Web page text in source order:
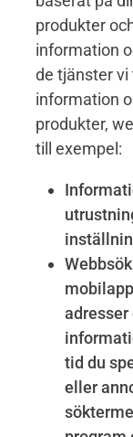
produkter
information
de tjänster vi
information
produkter,
till exempel:
adresser
tid du
eller